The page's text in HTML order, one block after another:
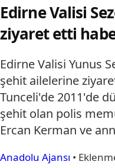
Edirne Valisi
ziyaret etti
Edirne Valisi Yunus
şehit ailelerine
Tunceli'de 2011'de
şehit olan polis
Ercan Kerman ve
Anadolu Ajansı •